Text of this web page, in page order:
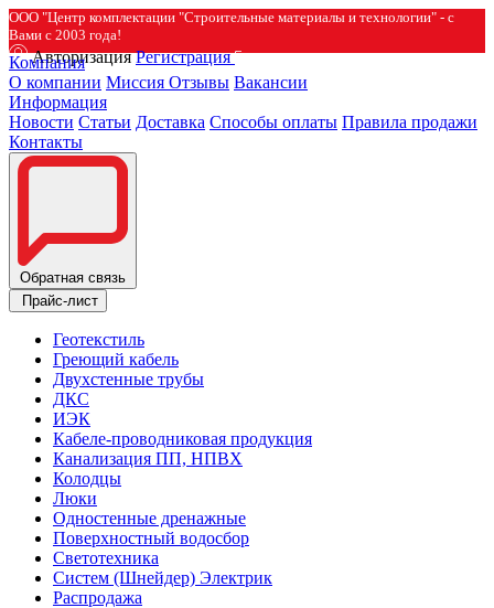
ООО "Центр комплектации "Строительные материалы и технологии" - с
Вами с 2003 года!
Авторизация Регистрация
Компания
О компании Миссия Отзывы Вакансии
Информация
Новости Статьи Доставка Способы оплаты Правила продажи
Контакты
Обратная связь
Прайс-лист
Геотекстиль
Греющий кабель
Двухстенные трубы
ДКС
ИЭК
Кабеле-проводниковая продукция
Канализация ПП, НПВХ
Колодцы
Люки
Одностенные дренажные
Поверхностный водосбор
Светотехника
Систем (Шнейдер) Электрик
Распродажа